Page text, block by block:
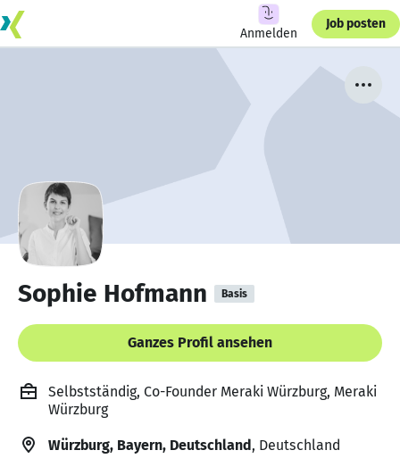
Anmelden
Job posten
Sophie Hofmann Basis
Ganzes Profil ansehen
Selbstständig, Co-Founder Meraki Würzburg, Meraki
Würzburg
Würzburg, Bayern, Deutschland, Deutschland